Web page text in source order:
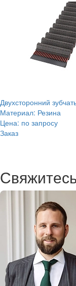
Двухсторонний
Материал: Резина
Цена: по запросу
Заказ